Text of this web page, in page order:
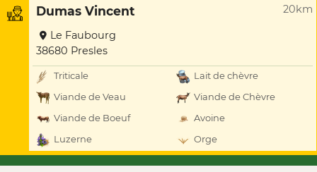
Dumas Vincent 20km
Le Faubourg
38680 Presles
Triticale
Lait de chèvre
Viande de Veau
Viande de Chèvre
Viande de Boeuf
Avoine
Luzerne
Orge